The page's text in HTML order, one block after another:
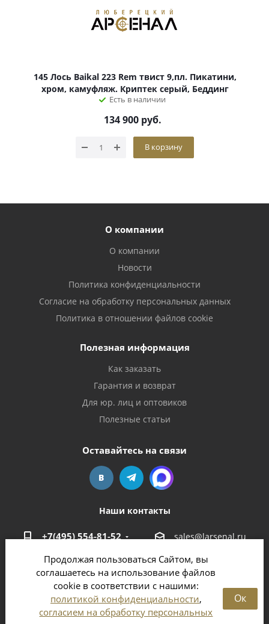
Продолжая пользоваться Сайтом, вы
соглашаетесь на использование файлов
cookie в соответствии с нашими:
политикой конфиденциальности,
согласием на обработку персональных
Ок
145 Лось Baikal 223 Rem твист 9,пл. Пикатини,
хром, камуфляж. Криптек серый, Беддинг
Есть в наличии
134 900 руб.
В корзину
О компании
О компании
Новости
Политика конфиденциальности
Согласие на обработку персональных данных
Политика в отношении файлов cookie
Полезная информация
Как заказать
Гарантия и возврат
Для юр. лиц и оптовиков
Полезные статьи
Оставайтесь на связи
Наши контакты
+7(495) 554-81-52 sales@larsenal.ru
Московская область,
г. Люберцы,
ул. Хлебозаводская, 8 Б